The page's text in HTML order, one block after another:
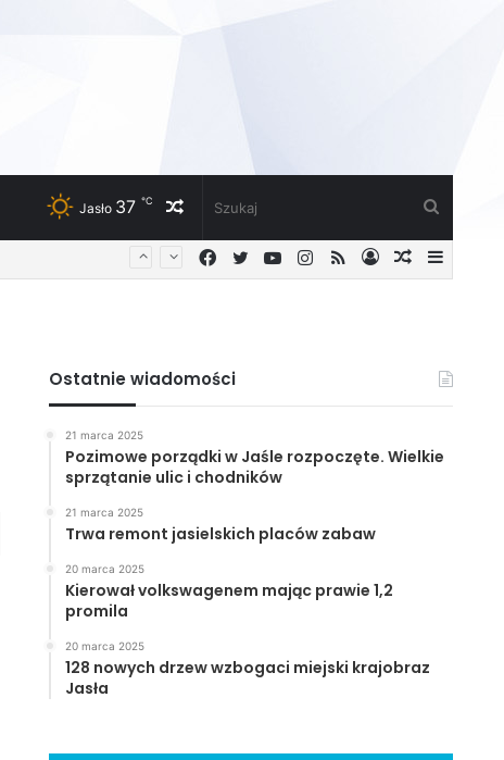
Losowy
artykuł
Jasło 37 ℃
Losowy
Zaloguj
RSS
Instagram
YouTube
Twitter
Facebook
Ostatnie wiadomości
21 marca 2025
Pozimowe porządki w Jaśle rozpoczęte. Wielkie
sprzątanie ulic i chodników
21 marca 2025
Trwa remont jasielskich placów zabaw
20 marca 2025
Kierował volkswagenem mając prawie 1,2
promila
20 marca 2025
128 nowych drzew wzbogaci miejski krajobraz
Jasła